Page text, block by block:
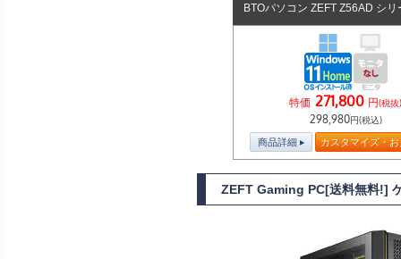
BTOパソコン ZEFT Z56AD シリ
特価 271,800 円(税抜
298,980円(税込)
商品詳細 カスタマイズ・
ZEFT Gaming PC[送料無料!]